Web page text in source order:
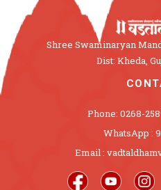
Shree Swaminaryan
Dist: Kheda,
Phone: 0268-
WhatsApp :
Email :